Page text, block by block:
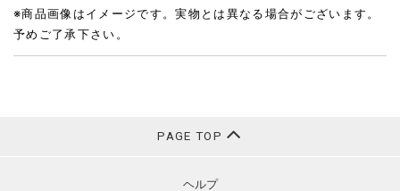
※商品画像はイメージです。実物とは異なる場合がございます。
予めご了承下さい。
PAGE TOP
ヘルプ